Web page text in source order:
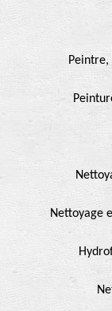
Nettoyage